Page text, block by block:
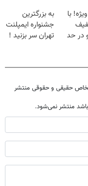
خانگی
با
در حد
به بزرگترین
جشنواره ایمپلنت
تهران سر بزنید !
حقیقی و حقوقی منتشر
باشد منتشر نمی‌شود.